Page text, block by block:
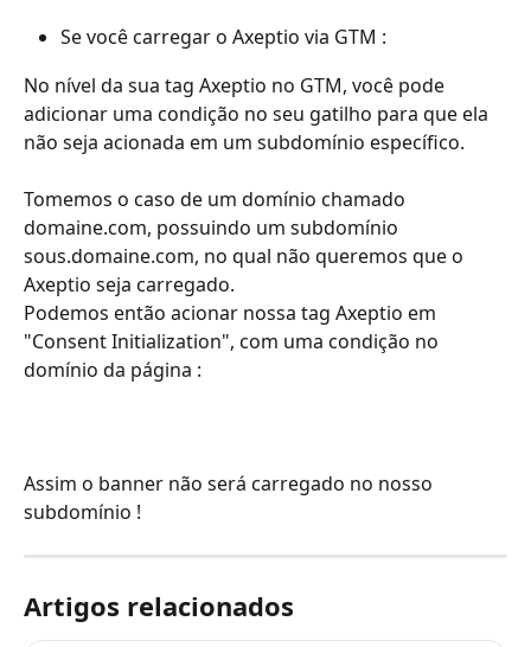
Se você carregar o Axeptio via GTM :
No nível da sua tag Axeptio no GTM, você pode
adicionar uma condição no seu gatilho para que ela
não seja acionada em um subdomínio específico.
Tomemos o caso de um domínio chamado
domaine.com, possuindo um subdomínio
sous.domaine.com, no qual não queremos que o
Axeptio seja carregado.
Podemos então acionar nossa tag Axeptio em
"Consent Initialization", com uma condição no
domínio da página :
Assim o banner não será carregado no nosso
subdomínio !
Artigos relacionados